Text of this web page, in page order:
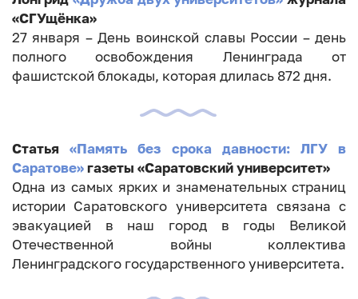
«СГУщёнка»
27 января – День воинской славы России – день
полного освобождения Ленинграда от
фашистской блокады, которая длилась 872 дня.
Статья«Память без срока давности: ЛГУ в
Саратове»газеты «Саратовский университет»
Одна из самых ярких и знаменательных страниц
истории Саратовского университета связана с
эвакуацией в наш город в годы Великой
Отечественной войны коллектива
Ленинградского государственного университета.